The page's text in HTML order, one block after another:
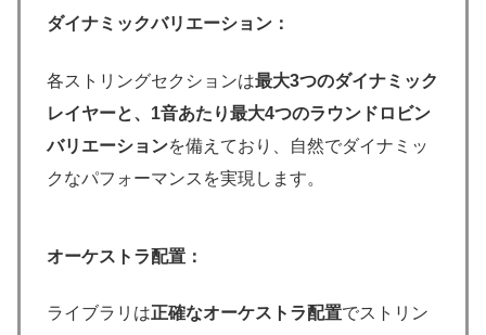
ダイナミックバリエーション：
各ストリングセクションは最大3つのダイナミック
レイヤーと、1音あたり最大4つのラウンドロビン
バリエーションを備えており、自然でダイナミッ
クなパフォーマンスを実現します。
オーケストラ配置：
ライブラリは正確なオーケストラ配置でストリン